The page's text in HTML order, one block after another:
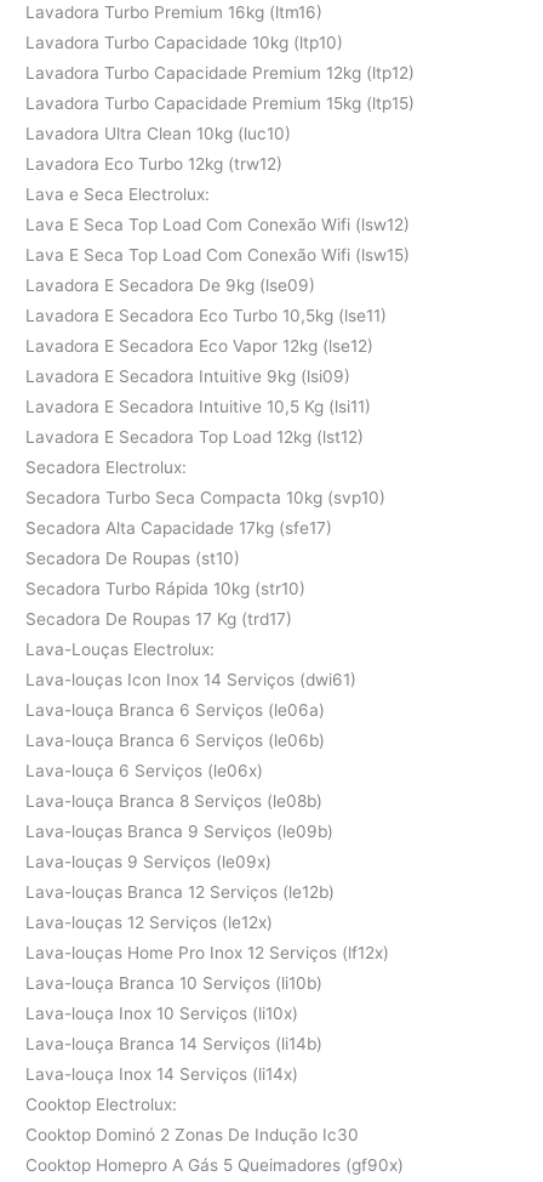
Lavadora Turbo Premium 16kg (ltm16)
Lavadora Turbo Capacidade 10kg (ltp10)
Lavadora Turbo Capacidade Premium 12kg (ltp12)
Lavadora Turbo Capacidade Premium 15kg (ltp15)
Lavadora Ultra Clean 10kg (luc10)
Lavadora Eco Turbo 12kg (trw12)
Lava e Seca Electrolux:
Lava E Seca Top Load Com Conexão Wifi (lsw12)
Lava E Seca Top Load Com Conexão Wifi (lsw15)
Lavadora E Secadora De 9kg (lse09)
Lavadora E Secadora Eco Turbo 10,5kg (lse11)
Lavadora E Secadora Eco Vapor 12kg (lse12)
Lavadora E Secadora Intuitive 9kg (lsi09)
Lavadora E Secadora Intuitive 10,5 Kg (lsi11)
Lavadora E Secadora Top Load 12kg (lst12)
Secadora Electrolux:
Secadora Turbo Seca Compacta 10kg (svp10)
Secadora Alta Capacidade 17kg (sfe17)
Secadora De Roupas (st10)
Secadora Turbo Rápida 10kg (str10)
Secadora De Roupas 17 Kg (trd17)
Lava-Louças Electrolux:
Lava-louças Icon Inox 14 Serviços (dwi61)
Lava-louça Branca 6 Serviços (le06a)
Lava-louça Branca 6 Serviços (le06b)
Lava-louça 6 Serviços (le06x)
Lava-louça Branca 8 Serviços (le08b)
Lava-louças Branca 9 Serviços (le09b)
Lava-louças 9 Serviços (le09x)
Lava-louças Branca 12 Serviços (le12b)
Lava-louças 12 Serviços (le12x)
Lava-louças Home Pro Inox 12 Serviços (lf12x)
Lava-louça Branca 10 Serviços (li10b)
Lava-louça Inox 10 Serviços (li10x)
Lava-louça Branca 14 Serviços (li14b)
Lava-louça Inox 14 Serviços (li14x)
Cooktop Electrolux:
Cooktop Dominó 2 Zonas De Indução Ic30
Cooktop Homepro A Gás 5 Queimadores (gf90x)